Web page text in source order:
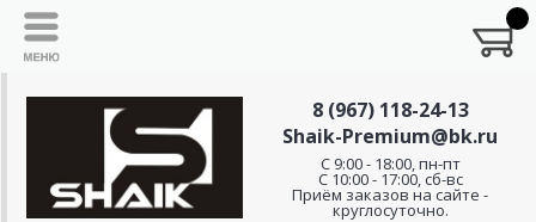
8 (967) 118-24-13
Shaik-Premium@bk.ru
C 9:00 - 18:00, пн-пт
С 10:00 - 17:00, сб-вс
Приём заказов на сайте -
круглосуточно.